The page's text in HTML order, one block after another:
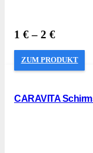
1 €– 2 €
ZUM PRODUKT
CARAVITA